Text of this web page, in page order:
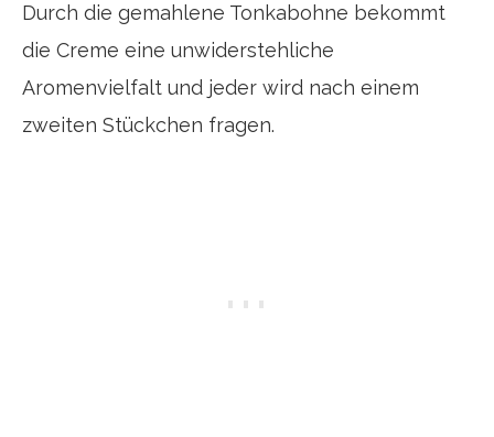
Durch die gemahlene Tonkabohne bekommt
die Creme eine unwiderstehliche
Aromenvielfalt und jeder wird nach einem
zweiten Stückchen fragen.